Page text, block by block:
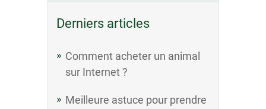
Derniers articles
Comment acheter un animal
sur Internet ?
Meilleure astuce pour prendre